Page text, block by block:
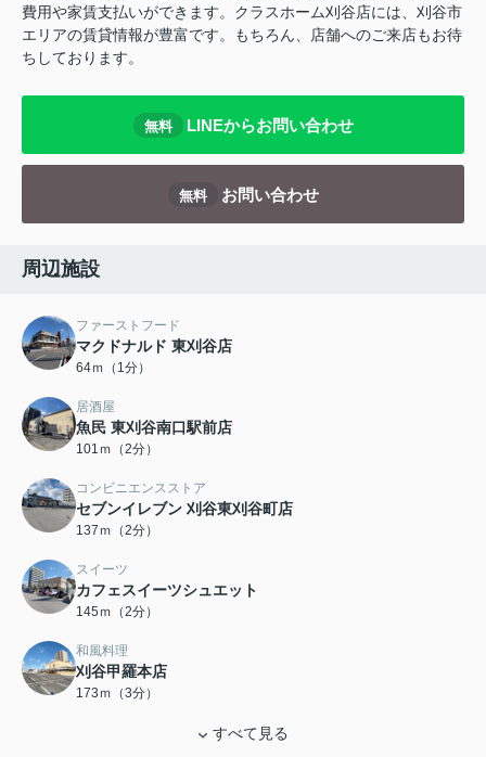
費用や家賃支払いができます。クラスホーム刈谷店には、刈谷市
エリアの賃貸情報が豊富です。もちろん、店舗へのご来店もお待
ちしております。
無料 LINEからお問い合わせ
無料 お問い合わせ
周辺施設
ファーストフード
マクドナルド 東刈谷店
64ｍ（1分）
居酒屋
魚民 東刈谷南口駅前店
101ｍ（2分）
コンビニエンスストア
セブンイレブン 刈谷東刈谷町店
137ｍ（2分）
スイーツ
カフェスイーツシュエット
145ｍ（2分）
和風料理
刈谷甲羅本店
173ｍ（3分）
すべて見る